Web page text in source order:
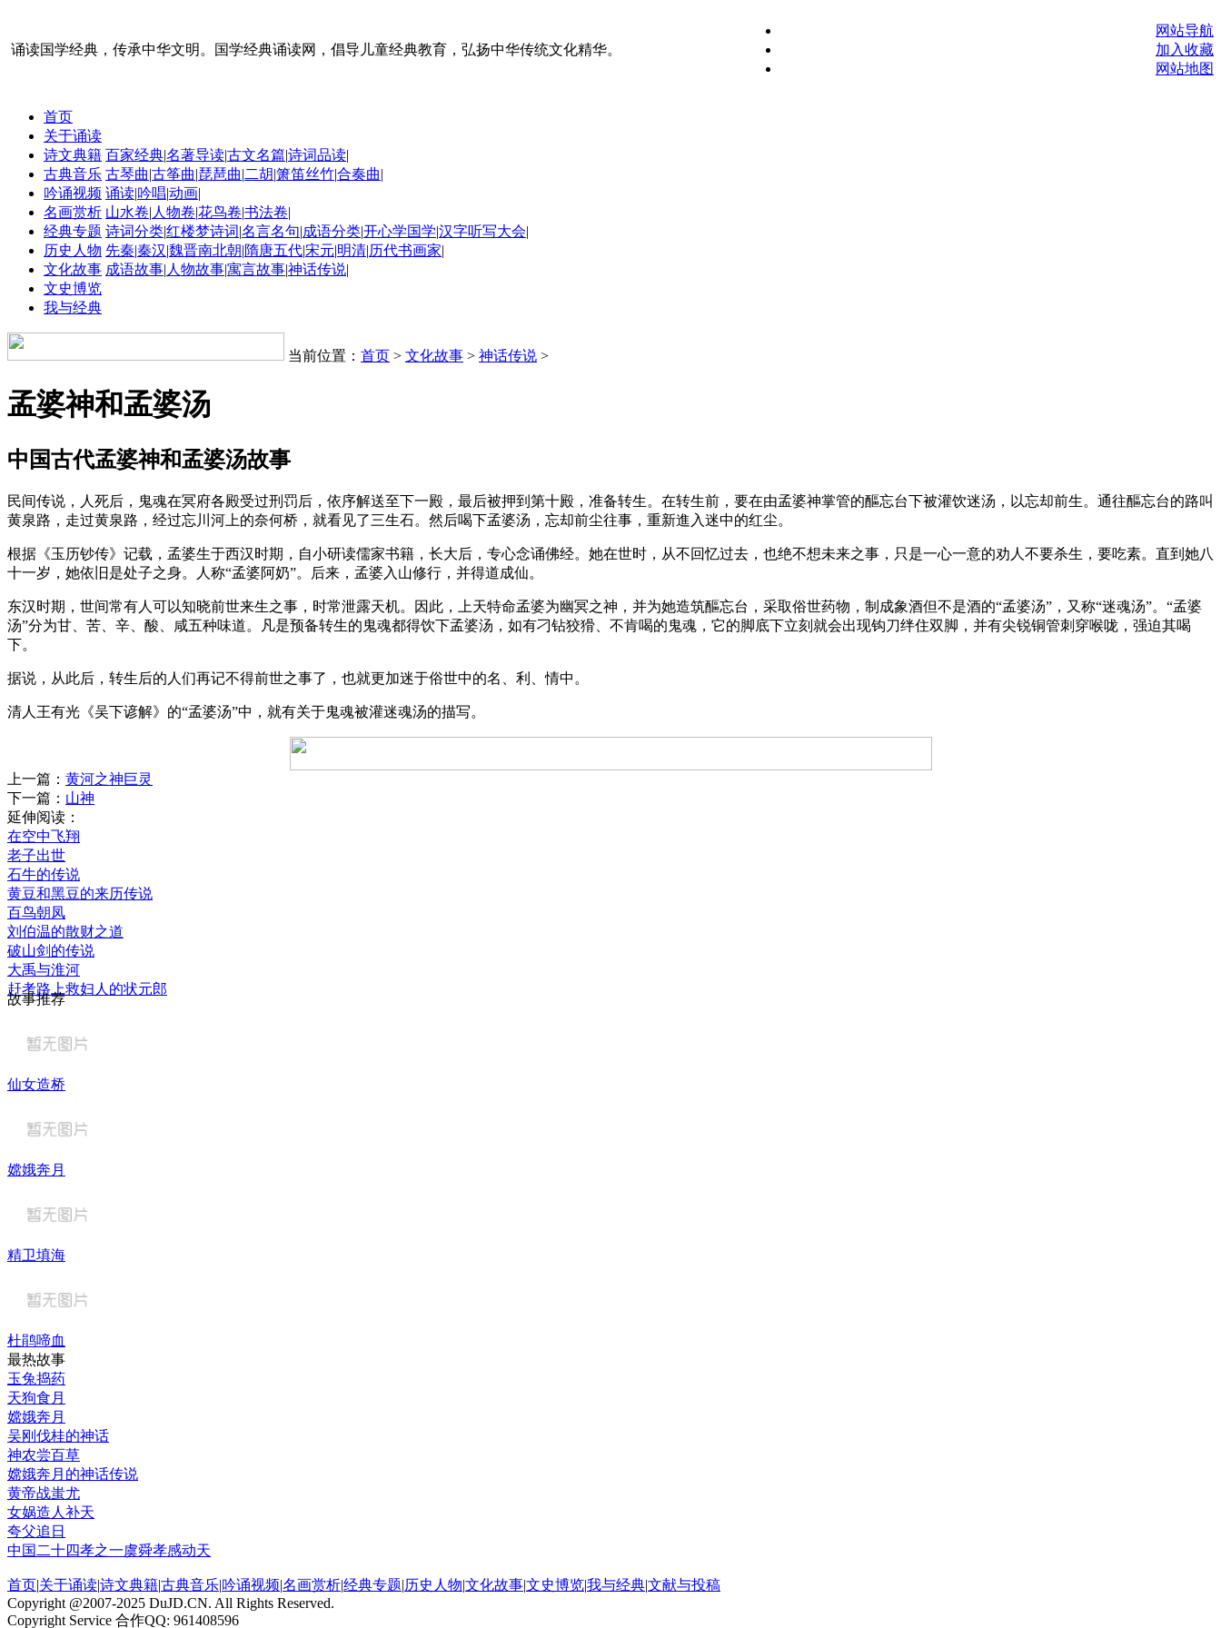
诵读国学经典，传承中华文明。国学经典诵读网，倡导儿童经典教育，弘扬中华传统文化精华。
网站导航
加入收藏
网站地图
首页
关于诵读
诗文典籍 百家经典|名著导读|古文名篇|诗词品读|
古典音乐 古琴曲|古筝曲|琵琶曲|二胡|箫笛丝竹|合奏曲|
吟诵视频 诵读|吟唱|动画|
名画赏析 山水卷| 人物卷|花鸟卷|书法卷|
经典专题 诗词分类|红楼梦诗词|名言名句|成语分类|开心学国学|汉字听写大会|
历史人物 先秦|秦汉|魏晋南北朝|隋唐五代|宋元|明清|历代书画家|
文化故事 成语故事| 人物故事|寓言故事|神话传说|
文史博览
我与经典
当前位置： 首页 > 文化故事 > 神话传说 >
孟婆神和孟婆汤
中国古代孟婆神和孟婆汤故事
民间传说，人死后，鬼魂在冥府各殿受过刑罚后，依序解送至下一殿，最后被押到第十殿，准备转生。在转生前，要在由孟婆神掌管的醧忘台下被灌饮迷汤，以忘却前生。通往醧忘台的路叫
黄泉路，走过黄泉路，经过忘川河上的奈何桥，就看见了三生石。然后喝下孟婆汤，忘却前尘往事，重新進入迷中的红尘。
根据《玉历钞传》记载，孟婆生于西汉时期，自小研读儒家书籍，长大后，专心念诵佛经。她在世时，从不回忆过去，也绝不想未来之事，只是一心一意的劝人不要杀生，要吃素。直到她八
十一岁，她依旧是处子之身。人称“孟婆阿奶”。后来，孟婆入山修行，并得道成仙。
东汉时期，世间常有人可以知晓前世来生之事，时常泄露天机。因此，上天特命孟婆为幽冥之神，并为她造筑醧忘台，采取俗世药物，制成象酒但不是酒的“孟婆汤”，又称“迷魂汤”。“孟婆
汤”分为甘、苦、辛、酸、咸五种味道。凡是预备转生的鬼魂都得饮下孟婆汤，如有刁钻狡猾、不肯喝的鬼魂，它的脚底下立刻就会出现钩刀绊住双脚，并有尖锐铜管刺穿喉咙，强迫其喝
下。
据说，从此后，转生后的人们再记不得前世之事了，也就更加迷于俗世中的名、利、情中。
清人王有光《吴下谚解》的“孟婆汤”中，就有关于鬼魂被灌迷魂汤的描写。
上一篇： 黄河之神巨灵
下一篇： 山神
延伸阅读：
在空中飞翔
老子出世
石牛的传说
黄豆和黑豆的来历传说
百鸟朝凤
刘伯温的散财之道
破山剑的传说
大禹与淮河
赶考路上救妇人的状元郎
故事推荐
仙女造桥
嫦娥奔月
精卫填海
杜鹃啼血
最热故事
玉兔捣药
天狗食月
嫦娥奔月
吴刚伐桂的神话
神农尝百草
嫦娥奔月的神话传说
黄帝战蚩尤
女娲造人补天
夸父追日
中国二十四孝之一虞舜孝感动天
首页|关于诵读|诗文典籍|古典音乐|吟诵视频|名画赏析|经典专题|历史人物|文化故事|文史博览|我与经典|文献与投稿
Copyright @2007-2025 DuJD.CN. All Rights Reserved.
Copyright Service 合作QQ: 961408596